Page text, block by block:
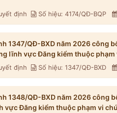
định Số hiệu: 4174/QĐ-BQP
1347/QĐ-BXD năm 2026 công
lĩnh vực Đăng kiểm thuộc phạm
định Số hiệu: 1347/QĐ-BXD
1348/QĐ-BXD năm 2026 công
vực Đăng kiểm thuộc phạm vi